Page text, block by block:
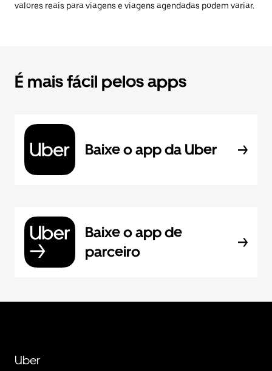
valores reais para viagens e viagens agendadas podem variar.
É mais fácil pelos apps
Baixe o app da Uber
Baixe o app de
parceiro
Uber